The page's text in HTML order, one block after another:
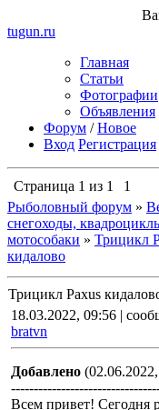
tugun.ru
Главная
Статьи
Фотографии
Объявления
Форум /Новое
Вход Регистрация
Страница 1 из 1
1
Рыболовный форум »
снегоходы,
мотособаки » Трицикл
кидалово
Трицикл Paxus
18.03.2022, 09:56 |
bratvn
Добавлено
Всем привет! Сегодня